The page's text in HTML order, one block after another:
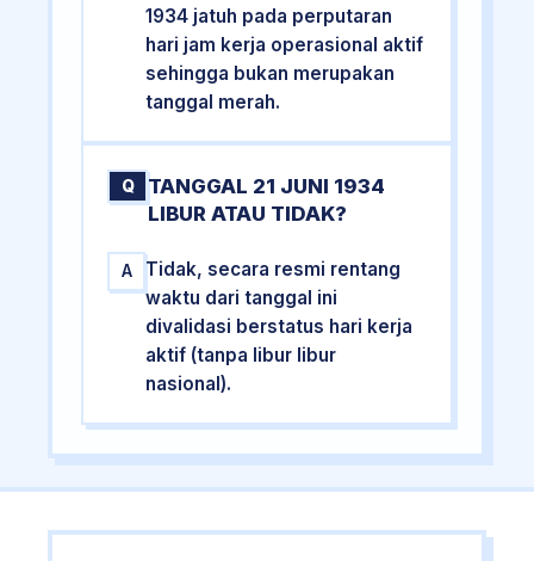
1934 jatuh pada perputaran
hari jam kerja operasional aktif
sehingga bukan merupakan
tanggal merah.
Q
TANGGAL 21 JUNI 1934
LIBUR ATAU TIDAK?
A
Tidak, secara resmi rentang
waktu dari tanggal ini
divalidasi berstatus hari kerja
aktif (tanpa libur libur
nasional).